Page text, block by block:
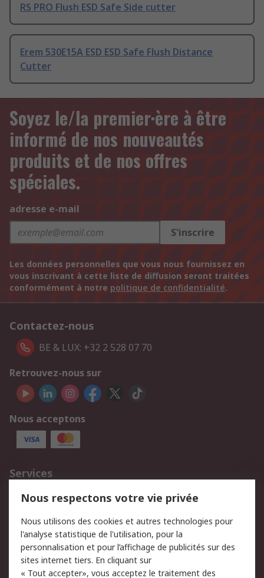
RS PRO Flush ESD Safe Side cutter
Erem 530E15A ESD ESD Safe Flush Distance
Cutter
Soyez le/la premier·ère à être
informé de nos nouveautés
produits et de nos offres
spéciales.
adresse e-mail
S'inscrire
Les données personnelles que vous nous fournissez en
vous inscrivant à cette liste de diffusion seront traitées
conformément à notre politique de confidentialité.
Contactez-nous
BE & LUX: +32 2 528 07 70
Retrouvez-nous sur
Nous acceptons
Services
750.000 produits
2.500 marques
Retours
Support technique
Track & trace
Legal
Nous respectons votre vie privée
Nous utilisons des cookies et autres technologies pour
l'analyse statistique de l'utilisation, pour la
personnalisation et pour l’affichage de publicités sur des
sites internet tiers. En cliquant sur
« Tout accepter», vous acceptez le traitement des